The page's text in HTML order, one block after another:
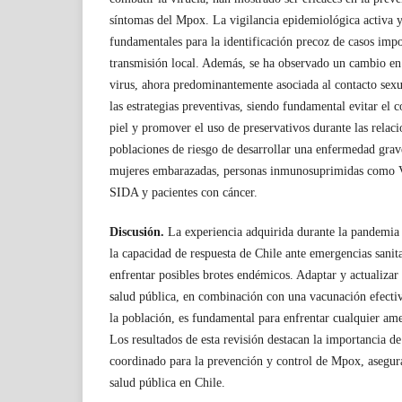
síntomas del Mpox. La vigilancia epidemiológica activa
fundamentales para la identificación precoz de casos
transmisión local. Además, se ha observado un cambio
virus, ahora predominantemente asociada al contacto
las estrategias preventivas, siendo fundamental evitar el
piel y promover el uso de preservativos durante las
poblaciones de riesgo de desarrollar una enfermedad
mujeres embarazadas, personas inmunosuprimidas
SIDA y pacientes con cáncer.
Discusión. La experiencia adquirida durante la
la capacidad de respuesta de Chile ante emergencias
enfrentar posibles brotes endémicos. Adaptar y
salud pública, en combinación con una vacunación
la población, es fundamental para enfrentar cualquier
Los resultados de esta revisión destacan la importancia
coordinado para la prevención y control de Mpox,
salud pública en Chile.